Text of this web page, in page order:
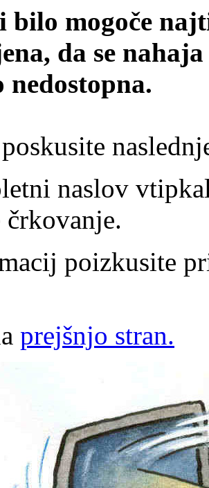
bilo mogoče
da se
naslov
poizkusite
prejšnjo stran.